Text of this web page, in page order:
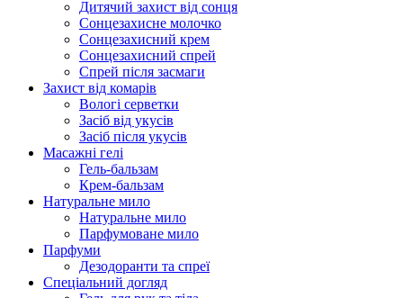
Дитячий захист від сонця
Сонцезахисне молочко
Сонцезахисний крем
Сонцезахисний спрей
Спрей після засмаги
Захист від комарів
Вологі серветки
Засіб від укусів
Засіб після укусів
Масажні гелі
Гель-бальзам
Крем-бальзам
Натуральне мило
Натуральне мило
Парфумоване мило
Парфуми
Дезодоранти та спреї
Спеціальний догляд